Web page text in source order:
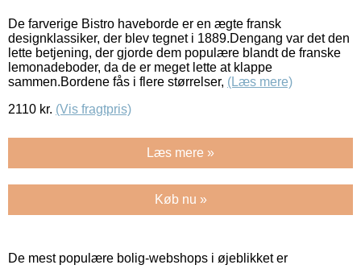
De farverige Bistro haveborde er en ægte fransk
designklassiker, der blev tegnet i 1889.Dengang var det den
lette betjening, der gjorde dem populære blandt de franske
lemonadeboder, da de er meget lette at klappe
sammen.Bordene fås i flere størrelser, (Læs mere)
2110 kr. (Vis fragtpris)
Læs mere »
Køb nu »
De mest populære bolig-webshops i øjeblikket er